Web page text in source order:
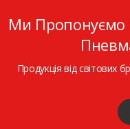
Ми Пропонуємо
Продукція від світових